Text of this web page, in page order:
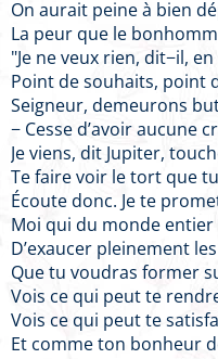
On aurait peine à bien
La peur que le
"Je ne veux rien, dit−il,
Point de souhaits, point
Seigneur, demeurons
− Cesse d’avoir aucune
Je viens, dit Jupiter,
Te faire voir le tort que
Écoute donc. Je te
Moi qui du monde
D’exaucer pleinement
Que tu voudras former
Vois ce qui peut te
Vois ce qui peut te
Et comme ton bonheur